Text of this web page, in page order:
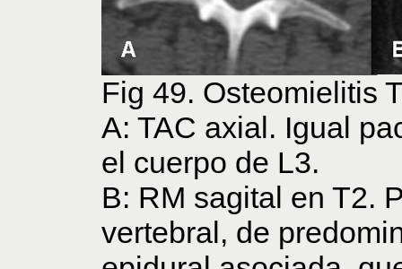
Fig 49. Osteomielitis
A: TAC axial. Igual
el cuerpo de L3.
B: RM sagital en T2.
vertebral, de